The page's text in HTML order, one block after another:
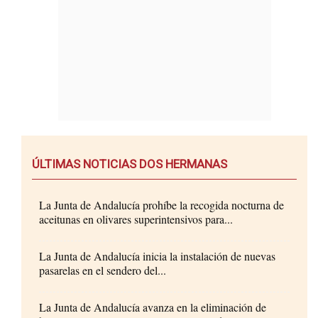
ÚLTIMAS NOTICIAS DOS HERMANAS
La Junta de Andalucía prohíbe la recogida nocturna de
aceitunas en olivares superintensivos para...
La Junta de Andalucía inicia la instalación de nuevas
pasarelas en el sendero del...
La Junta de Andalucía avanza en la eliminación de